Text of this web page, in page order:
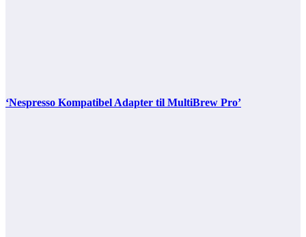
‘Nespresso Kompatibel Adapter til MultiBrew Pro’